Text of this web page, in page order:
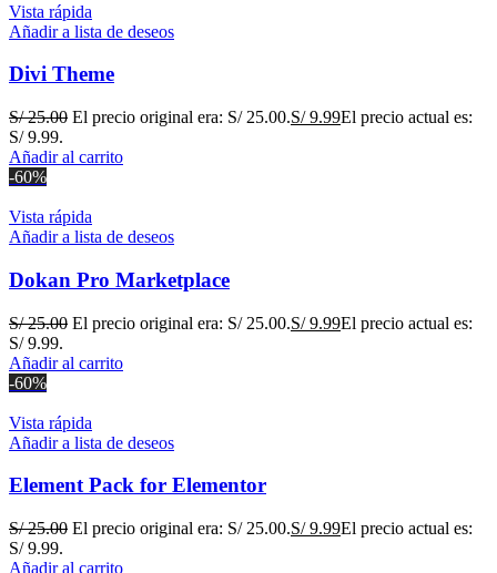
Vista rápida
Añadir a lista de deseos
Divi Theme
S/25.00 El precio original era: S/ 25.00.S/9.99El precio actual es:
S/ 9.99.
Añadir al carrito
-60%
Vista rápida
Añadir a lista de deseos
Dokan Pro Marketplace
S/25.00 El precio original era: S/ 25.00.S/9.99El precio actual es:
S/ 9.99.
Añadir al carrito
-60%
Vista rápida
Añadir a lista de deseos
Element Pack for Elementor
S/25.00 El precio original era: S/ 25.00.S/9.99El precio actual es:
S/ 9.99.
Añadir al carrito